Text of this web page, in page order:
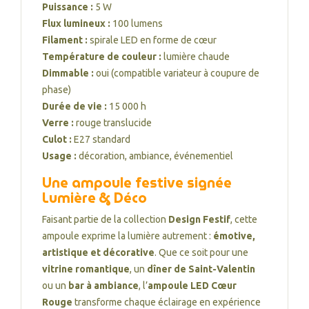
Puissance : 5 W
Flux lumineux : 100 lumens
Filament : spirale LED en forme de cœur
Température de couleur : lumière chaude
Dimmable : oui (compatible variateur à coupure de
phase)
Durée de vie : 15 000 h
Verre : rouge translucide
Culot : E27 standard
Usage : décoration, ambiance, événementiel
Une ampoule festive signée
Lumière & Déco
Faisant partie de la collection Design Festif, cette
ampoule exprime la lumière autrement : émotive,
artistique et décorative. Que ce soit pour une
vitrine romantique, un dîner de Saint-Valentin
ou un bar à ambiance, l’ampoule LED Cœur
Rouge transforme chaque éclairage en expérience